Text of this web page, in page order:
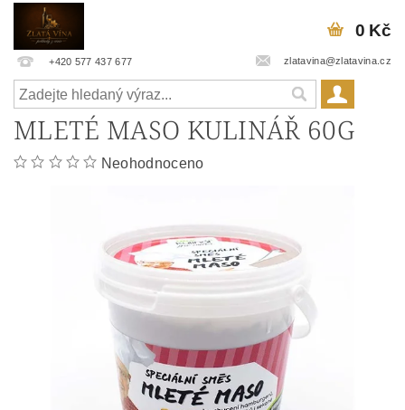
+420 577 437 677 zlatavina@zlatavina.cz
0 Kč
MLETÉ MASO KULINÁŘ 60G
Neohodnoceno